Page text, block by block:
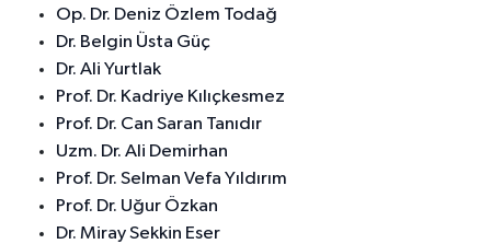
Op. Dr. Deniz Özlem Todağ
Dr. Belgin Üsta Güç
Dr. Ali Yurtlak
Prof. Dr. Kadriye Kılıçkesmez
Prof. Dr. Can Saran Tanıdır
Uzm. Dr. Ali Demirhan
Prof. Dr. Selman Vefa Yıldırım
Prof. Dr. Uğur Özkan
Dr. Miray Sekkin Eser